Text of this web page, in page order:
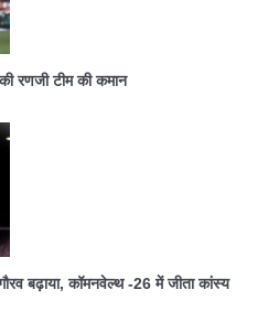
रणजी टीम की कमान
बढ़ाया, कॉमनवेल्थ -26 में जीता कांस्य